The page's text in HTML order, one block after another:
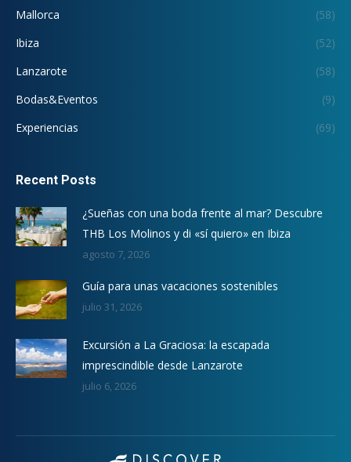
Mallorca
(58)
Ibiza
(52)
Lanzarote
(58)
Bodas&Eventos
(9)
Experiencias
(69)
Recent Posts
¿Sueñas con una boda frente al mar? Descubre
THB Los Molinos y di «sí quiero» en Ibiza
agosto 7, 2026
Guía para unas vacaciones sostenibles
julio 31, 2026
Excursión a La Graciosa: la escapada
imprescindible desde Lanzarote
julio 6, 2026